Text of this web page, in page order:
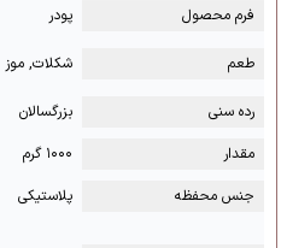
فرم محصول پودر
طعم شکلات, موز
رده سنی
بزرگسالان
مقدار
۱۰۰۰ گرم
جنس محفظه
پلاستیکی